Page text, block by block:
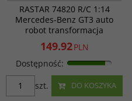
PROMOCJA
RASTAR 74820 R/C 1:14
Mercedes-Benz GT3 auto
robot transformacja
149.92PLN
Dostępność:
DO KOSZYKA
szt.